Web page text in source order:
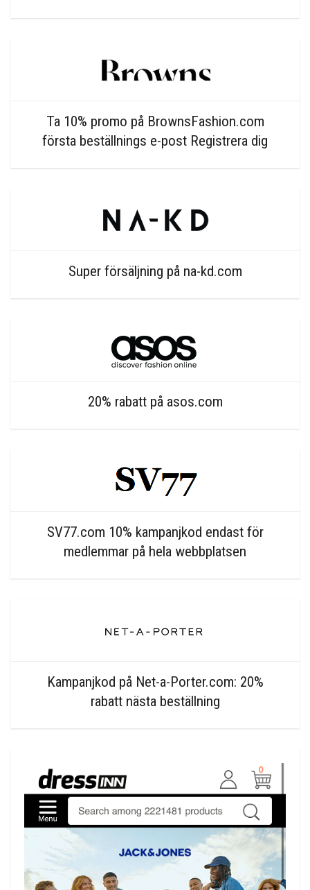
Ta 10% promo på BrownsFashion.com
första beställnings e-post Registrera dig
Super försäljning på na-kd.com
20% rabatt på asos.com
SV77.com 10% kampanjkod endast för
medlemmar på hela webbplatsen
Kampanjkod på Net-a-Porter.com: 20%
rabatt nästa beställning